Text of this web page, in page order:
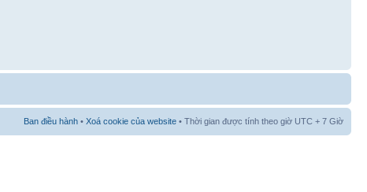
Ban điều hành • Xoá cookie của website • Thời gian được tính theo giờ UTC + 7 Giờ